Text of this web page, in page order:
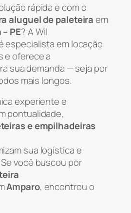
rápida e com o
aluguel de paleteiraem
PE? A Wil
especialista em locação
e oferece a
sua demanda — seja por
mais longos.
experiente e
pontualidade,
e empilhadeiras
sua logística e
você buscou por
Amparo, encontrou o